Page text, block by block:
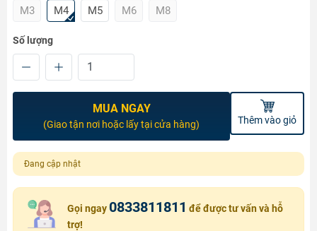
M3 M4 M5 M6 M8
Số lượng
MUA NGAY
(Giao tận nơi hoặc lấy tại cửa hàng) Thêm vào giỏ
Đang cập nhật
Gọi ngay 0833811811 để được tư vấn và hỗ
trợ!